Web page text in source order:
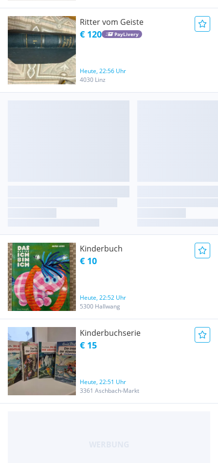
Ritter vom Geiste
€ 120 PayLivery
Heute, 22:56 Uhr
4030 Linz
Kinderbuch
€ 10
Heute, 22:52 Uhr
5300 Hallwang
Kinderbuchserie
€ 15
Heute, 22:51 Uhr
3361 Aschbach-Markt